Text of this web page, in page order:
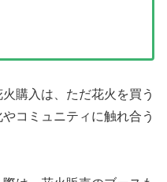
購入は、ただ花火を買う
コミュニティに触れ合う